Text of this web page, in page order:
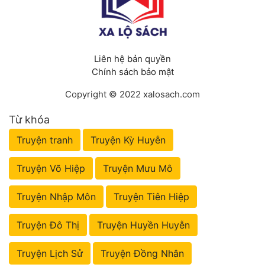
Liên hệ bản quyền
Chính sách bảo mật
Copyright © 2022 xalosach.com
Từ khóa
Truyện tranh Truyện Kỳ Huyễn
Truyện Võ Hiệp Truyện Mưu Mô
Truyện Nhập Môn Truyện Tiên Hiệp
Truyện Đô Thị Truyện Huyền Huyễn
Truyện Lịch Sử Truyện Đồng Nhân